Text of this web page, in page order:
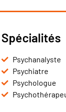
Spécialités
Psychanalyste
Psychiatre
Psychologue